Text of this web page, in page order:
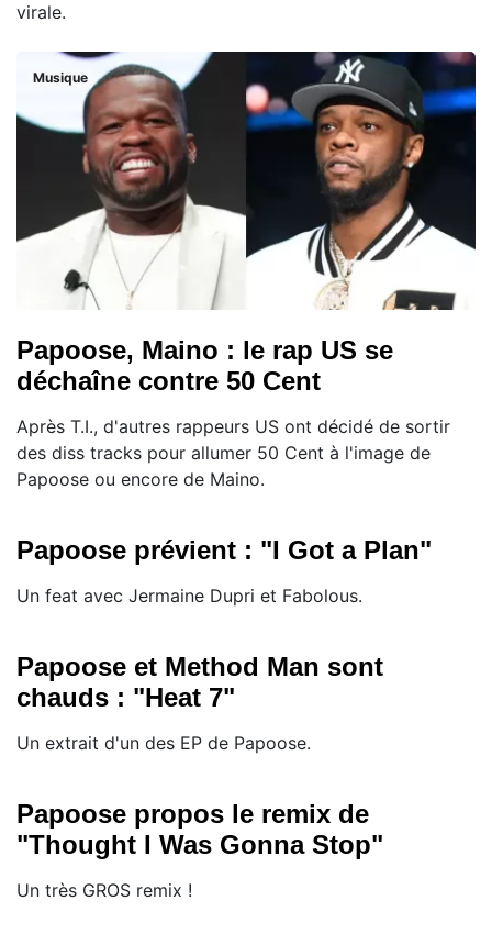
virale.
Musique
Papoose, Maino : le rap US se
déchaîne contre 50 Cent
Après T.I., d'autres rappeurs US ont décidé de sortir
des diss tracks pour allumer 50 Cent à l'image de
Papoose ou encore de Maino.
Papoose prévient : "I Got a Plan"
Un feat avec Jermaine Dupri et Fabolous.
Papoose et Method Man sont
chauds : "Heat 7"
Un extrait d'un des EP de Papoose.
Papoose propos le remix de
"Thought I Was Gonna Stop"
Un très GROS remix !